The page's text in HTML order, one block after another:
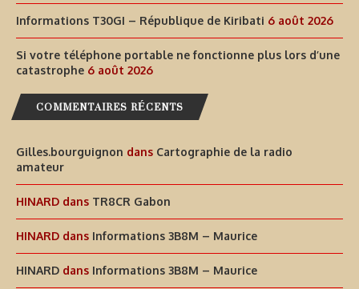
Informations T30GI – République de Kiribati 6 août 2026
Si votre téléphone portable ne fonctionne plus lors d’une
catastrophe 6 août 2026
COMMENTAIRES RÉCENTS
Gilles.bourguignon dans Cartographie de la radio
amateur
HINARD dans TR8CR Gabon
HINARD dans Informations 3B8M – Maurice
HINARD dans Informations 3B8M – Maurice